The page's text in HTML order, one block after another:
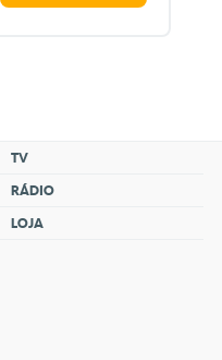
TV
RÁDIO
LOJA